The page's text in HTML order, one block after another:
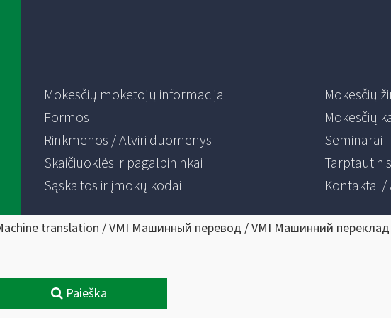
Mokesčių mokėtojų informacija
Formos
Rinkmenos / Atviri duomenys
Skaičiuoklės ir pagalbininkai
Sąskaitos ir įmokų kodai
Mokesčių
Mokesčių
Seminarai
Kontaktai /
translation / VMI Машинный перевод / VMI Машинний
Paieška